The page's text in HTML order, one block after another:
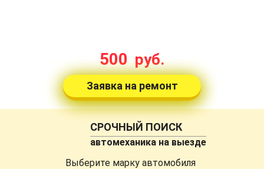
500руб.
Заявка на ремонт
СРОЧНЫЙ ПОИСК
автомеханика на выезде
Выберите марку автомобиля